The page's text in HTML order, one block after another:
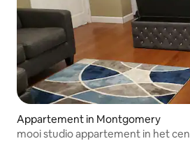
Appartement in Montgomery
mooi studio appartement in het